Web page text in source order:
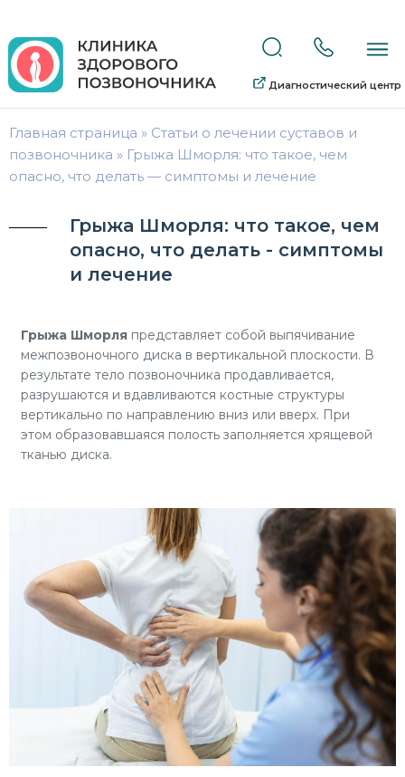
Диагностический центр
Главная страница » Статьи о лечении суставов и
позвоночника » Грыжа Шморля: что такое, чем
опасно, что делать — симптомы и лечение
Грыжа Шморля: что такое, чем
опасно, что делать - симптомы
и лечение
Грыжа Шморля представляет собой выпячивание
межпозвоночного диска в вертикальной плоскости. В
результате тело позвоночника продавливается,
разрушаются и вдавливаются костные структуры
вертикально по направлению вниз или вверх. При
этом образовавшаяся полость заполняется хрящевой
тканью диска.